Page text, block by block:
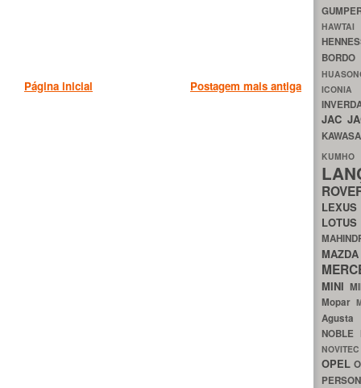
Postagem mais antiga
Página inicial
JAC
LEXUS
MINI
Mopar
Agusta
NOBLE
OPEL